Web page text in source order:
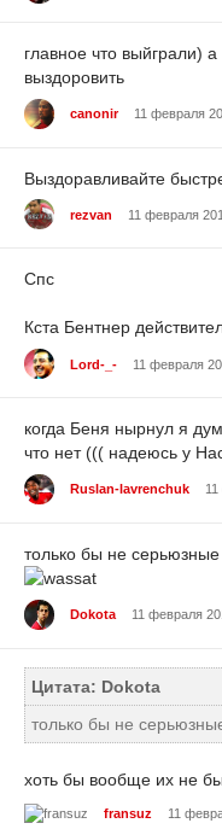
главное что выйграли)
выздоровить
canonir 11 февраля
Выздоравливайте
rezvan 11 февраля
Спс
Кста Бентнер
Lord-_- 11 февраля
когда Беня нырнул я
что нет ((( надеюсь у
Ruslan-lavrenchuk
только бы не
Dokota 11 февраля
Цитата: Dokota
только бы не
хоть бы вообще их не
fransuz 11